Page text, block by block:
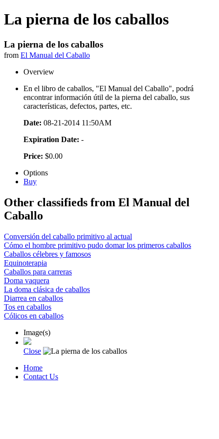
La pierna de los caballos
La pierna de los caballos
from El Manual del Caballo
Overview
En el libro de caballos, "El Manual del Caballo", podrá
encontrar información útil de la pierna del caballo, sus
características, defectos, partes, etc.
Date: 08-21-2014 11:50AM
Expiration Date: -
Price: $0.00
Options
Buy
Other classifieds from El Manual del
Caballo
Conversión del caballo primitivo al actual
Cómo el hombre primitivo pudo domar los primeros caballos
Caballos célebres y famosos
Equinoterapia
Caballos para carreras
Doma vaquera
La doma clásica de caballos
Diarrea en caballos
Tos en caballos
Cólicos en caballos
Image(s)
Close
Home
Contact Us